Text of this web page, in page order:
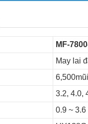
MF-
May lai
3.2, 4.0,
0.9 ~ 3.6